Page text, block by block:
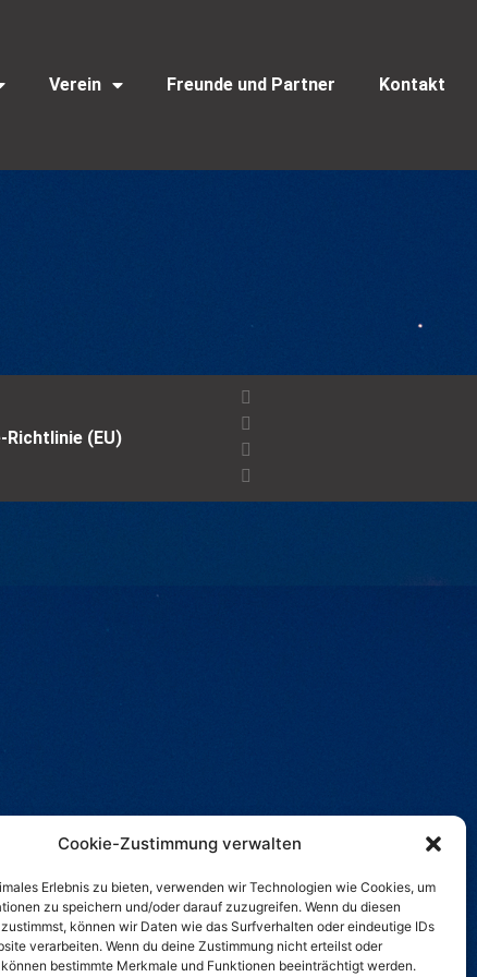
Cookie-Zustimmung verwalten
Erlebnis zu bieten, verwenden wir Technologien wie Cookies, um
zu speichern und/oder darauf zuzugreifen. Wenn du diesen
können wir Daten wie das Surfverhalten oder eindeutige IDs
verarbeiten. Wenn du deine Zustimmung nicht erteilst oder
bestimmte Merkmale und Funktionen beeinträchtigt werden.
Verein Freunde und Partner Kontakt
Richtlinie (EU)